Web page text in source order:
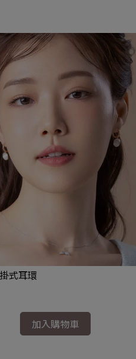
式耳環
加入購物車